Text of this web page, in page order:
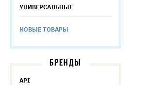
УНИВЕРСАЛЬНЫЕ
НОВЫЕ ТОВАРЫ
БРЕНДЫ
API